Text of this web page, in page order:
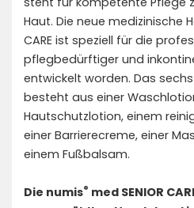
Haut. Die neue medizinische
CARE ist speziell für die
pflegbedürftiger und
entwickelt worden. Das
besteht aus einer
Hautschutzlotion, einem
einer Barrierecreme, einer
einem Fußbalsam.
Die numis® med SENIOR